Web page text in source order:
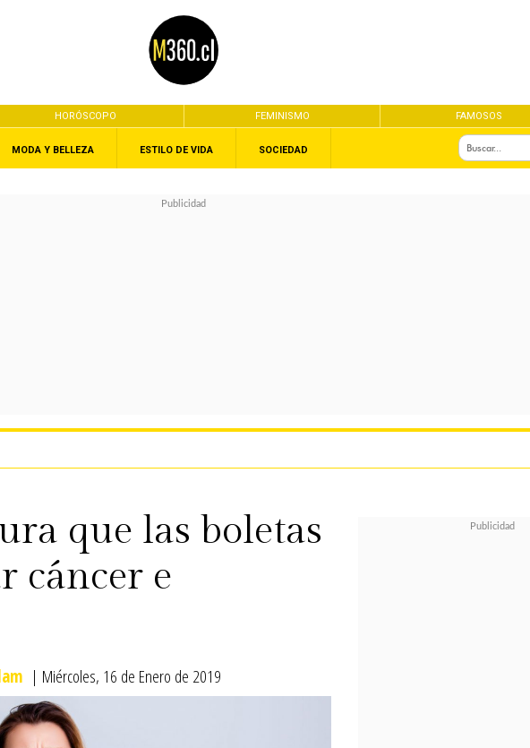
HORÓSCOPO FEMINISMO FAMOSOS
MODA Y BELLEZA ESTILO DE VIDA SOCIEDAD
que las boletas
cáncer e
| Miércoles, 16 de Enero de 2019